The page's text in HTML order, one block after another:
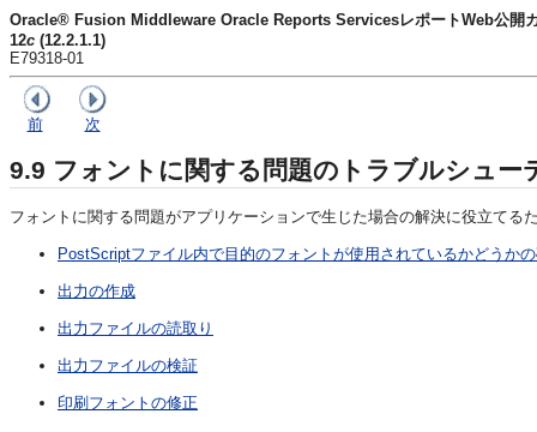
Oracle® Fusion Middleware Oracle Reports ServicesレポートWeb公開
12c (12.2.1.1)
E79318-01
前 次
9.9 フォントに関する問題のトラブルシュー
フォントに関する問題がアプリケーションで生じた場合の解決に役立て
PostScriptファイル内で目的のフォントが使用されているかどうか
出力の作成
出力ファイルの読取り
出力ファイルの検証
印刷フォントの修正